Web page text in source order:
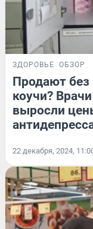
ЗДОРОВЬЕ ОБЗОР
Продают
коучи?
выросли
22 декабря, 2024,